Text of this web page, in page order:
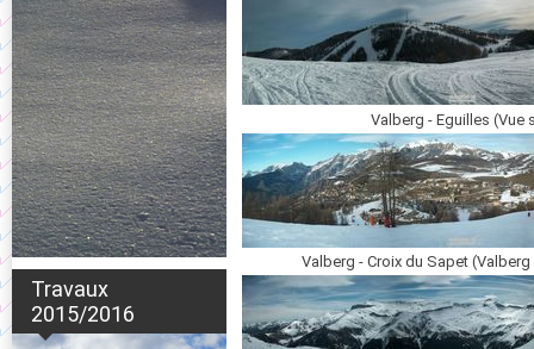
Travaux
2015/2016
Valberg - Eguilles (Vue
Valberg - Croix du Sapet